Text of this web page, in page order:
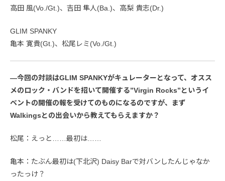
高田 風(Vo./Gt.)、吉田 隼人(Ba.)、高梨 貴志(Dr.)
GLIM SPANKY
亀本 寛貴(Gt.)、松尾レミ(Vo./Gt.)
—今回の対談はGLIM SPANKYがキュレーターとなって、オスス
メのロック・バンドを招いて開催する”Virgin Rocks”というイ
ベントの開催の報を受けてのものになるのですが、まず
Walkingsとの出会いから教えてもらえますか？
松尾：えっと……最初は……
亀本：たぶん最初は(下北沢) Daisy Barで対バンしたんじゃなか
ったっけ？